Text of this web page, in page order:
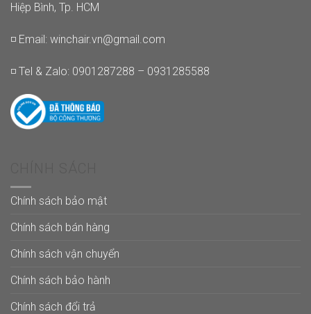
Hiệp Bình, Tp. HCM
◽ Email: winchair.vn@gmail.com
◽ Tel & Zalo: 0901287288 – 0931285588
Chính sách bảo mật
Chính sách bán hàng
Chính sách vận chuyển
Chính sách bảo hành
Chính sách đổi trả